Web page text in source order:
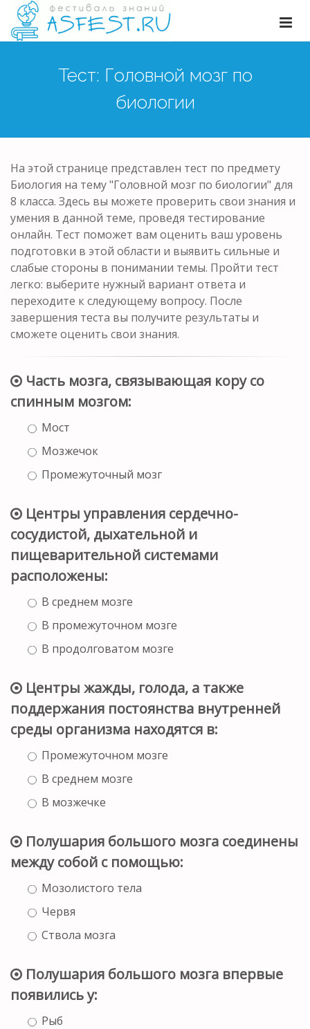
Тест: Головной мозг по
биологии
На этой странице представлен тест по предмету
Биология на тему "Головной мозг по биологии" для
8 класса. Здесь вы можете проверить свои знания и
умения в данной теме, проведя тестирование
онлайн. Тест поможет вам оценить ваш уровень
подготовки в этой области и выявить сильные и
слабые стороны в понимании темы. Пройти тест
легко: выберите нужный вариант ответа и
переходите к следующему вопросу. После
завершения теста вы получите результаты и
сможете оценить свои знания.
Часть мозга, связывающая кору со
спинным мозгом:
Мост
Мозжечок
Промежуточный мозг
Центры управления сердечно-
сосудистой, дыхательной и
пищеварительной системами
расположены:
В среднем мозге
В промежуточном мозге
В продолговатом мозге
Центры жажды, голода, а также
поддержания постоянства внутренней
среды организма находятся в:
Промежуточном мозге
В среднем мозге
В мозжечке
Полушария большого мозга соединены
между собой с помощью:
Мозолистого тела
Червя
Ствола мозга
Полушария большого мозга впервые
появились у:
Рыб